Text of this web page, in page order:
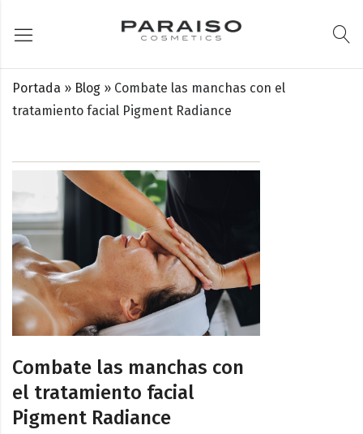
Portada » Blog » Combate las manchas con el
tratamiento facial Pigment Radiance
Combate las manchas con
el tratamiento facial
Pigment Radiance